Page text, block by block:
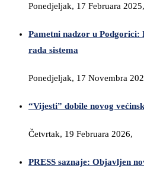
Ponedjeljak, 17 Februara 2025,
Pametni nadzor u Podgorici:
rada sistema
Ponedjeljak, 17 Novembra
“Vijesti” dobile novog
Četvrtak, 19 Februara 2026,
PRESS saznaje: Objavljen